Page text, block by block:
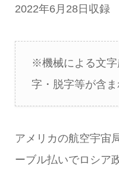
2022年6月28日収録
※機械による文字
字・脱字等が含ま
アメリカの航空宇宙
ーブル払いでロシア